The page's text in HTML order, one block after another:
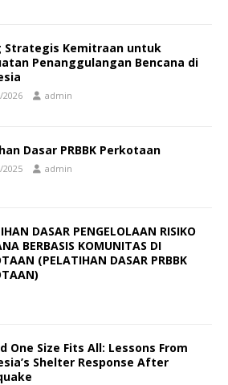
Strategis Kemitraan untuk
Penanggulangan Bencana di
2026 admin
Dasar PRBBK Perkotaan
2025 admin
DASAR PENGELOLAAN RISIKO
BERBASIS KOMUNITAS DI
(PELATIHAN DASAR PRBBK
One Size Fits All: Lessons From
Shelter Response After